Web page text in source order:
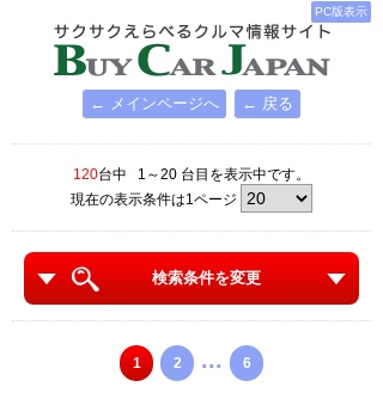
PC版表示
← メインページへ ← 戻る
120台中 1～20 台目を表示中です。
現在の表示条件は1ページ
検索条件を変更
1 2 ... 6